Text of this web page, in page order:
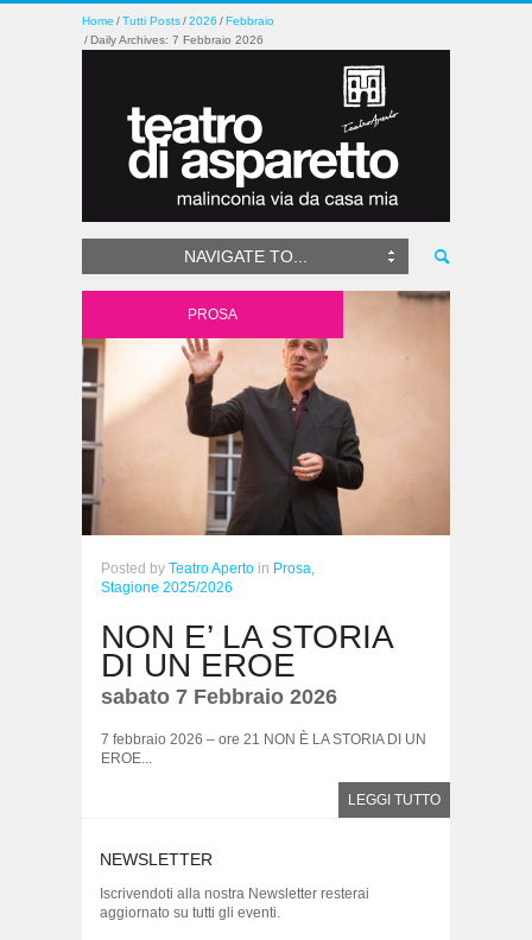
Home Tutti Posts 2026
Febbraio
Daily Archives: 7 Febbraio 2026
NAVIGATE TO...
PROSA
Posted by Teatro Aperto in Prosa,
Stagione 2025/2026
NON E’ LA STORIA
DI UN EROE
sabato 7 Febbraio 2026
7 febbraio 2026 – ore 21 NON È LA STORIA DI UN
EROE...
LEGGI TUTTO
NEWSLETTER
Iscrivendoti alla nostra Newsletter resterai
aggiornato su tutti gli eventi.